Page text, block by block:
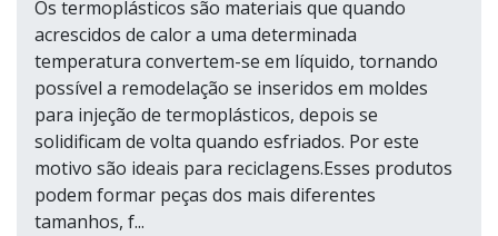
Os termoplásticos são materiais que quando
acrescidos de calor a uma determinada
temperatura convertem-se em líquido, tornando
possível a remodelação se inseridos em moldes
para injeção de termoplásticos, depois se
solidificam de volta quando esfriados. Por este
motivo são ideais para reciclagens.Esses produtos
podem formar peças dos mais diferentes
tamanhos, f...